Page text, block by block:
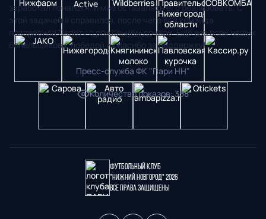
заработал пенальти, и мне оставалась его реализовать. С
этой задачей я справился, после чего вся команда
поздравила Сапету с рождением дочери. Еще раз всех наших
болельщиков с победой и спасибо за поддержку!
Пресс-служба ФК "Пари НН"
Количество показов:358
Футбольный клуб
"Нижний Новгород" 2026
Все права защищены